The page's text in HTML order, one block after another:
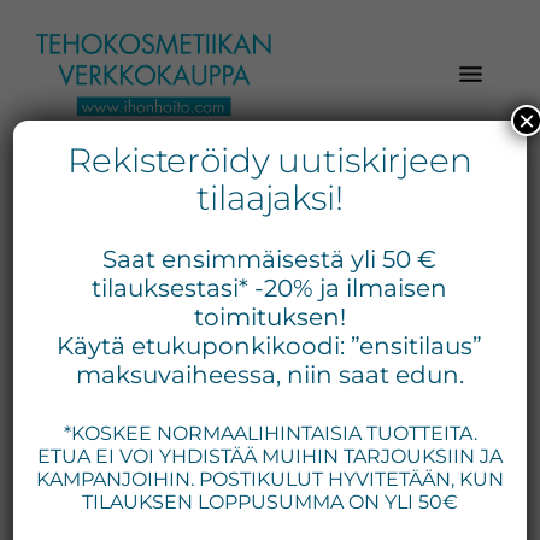
pääsisältöön
ensisijaiseen
sivupalkkiin
alatunnisteeseen
Ihonhoito.com
Kosmetiikan
verkkokauppa
Tilaa
tänään
Verkkokaupasta
tuotteet:
Exuviance,
Medik8,
Priori,
Bion,
Gernétic,
sheetnaamio
Näytetään ainoa tulos
Tällä
tuotteella
Rekisteröidy uutiskirjeen
tilaajaksi!
Saat ensimmäisestä yli 50 €
tilauksestasi* -20% ja ilmaisen
toimituksen!
Käytä etukuponkikoodi: ”ensitilaus”
maksuvaiheessa, niin saat edun.
*KOSKEE NORMAALIHINTAISIA TUOTTEITA.
ETUA EI VOI YHDISTÄÄ MUIHIN TARJOUKSIIN JA
KAMPANJOIHIN. POSTIKULUT HYVITETÄÄN, KUN
TILAUKSEN LOPPUSUMMA ON YLI 50€
×